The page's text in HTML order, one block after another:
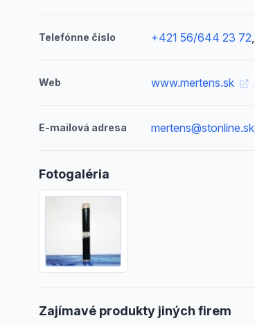
Telefónne číslo +421 56/644 23 72,
Web www.mertens.sk
E-mailová adresa mertens@stonline.sk
Fotogaléria
Zajímavé produkty jiných firem